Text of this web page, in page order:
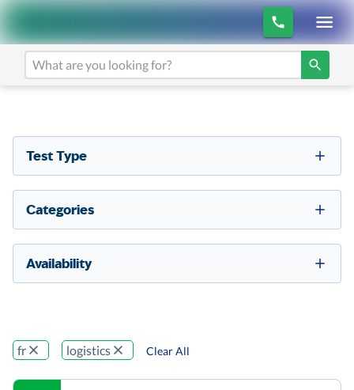
Test Type
Categories
Availability
fr logistics Clear All